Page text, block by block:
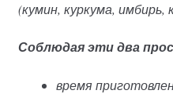
(кумин, куркума,
Соблюдая эти два
время